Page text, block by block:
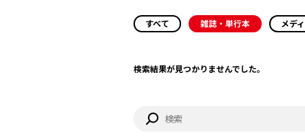
すべて 雑誌・単行本 メデ
検索結果が見つかりませんでした。